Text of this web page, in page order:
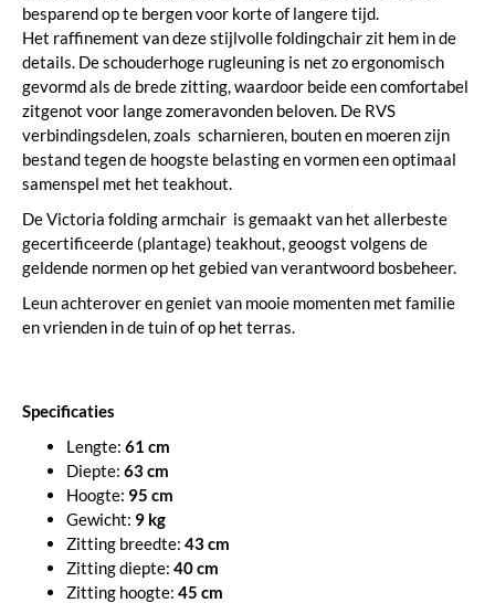
besparend op te bergen voor korte of langere tijd.
Het raffinement van deze stijlvolle foldingchair zit hem in de
details. De schouderhoge rugleuning is net zo ergonomisch
gevormd als de brede zitting, waardoor beide een comfortabel
zitgenot voor lange zomeravonden beloven. De RVS
verbindingsdelen, zoals scharnieren, bouten en moeren zijn
bestand tegen de hoogste belasting en vormen een optimaal
samenspel met het teakhout.
De Victoria folding armchair is gemaakt van het allerbeste
gecertificeerde (plantage) teakhout, geoogst volgens de
geldende normen op het gebied van verantwoord bosbeheer.
Leun achterover en geniet van mooie momenten met familie
en vrienden in de tuin of op het terras.
Specificaties
Lengte: 61 cm
Diepte: 63 cm
Hoogte: 95 cm
Gewicht: 9 kg
Zitting breedte: 43 cm
Zitting diepte: 40 cm
Zitting hoogte: 45 cm